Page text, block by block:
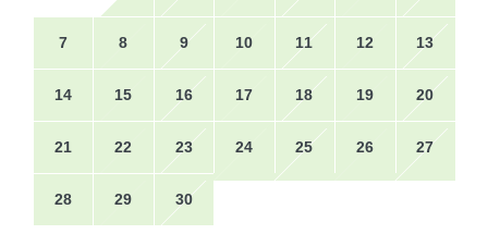
7 8 9 10 11 12 13
14 15 16 17 18 19 20
21 22 23 24 25 26 27
28 29 30